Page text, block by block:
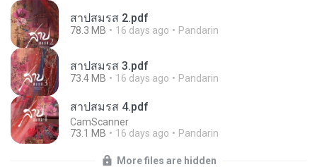
สาปสมรส 2.pdf
78.3 MB 16 days ago Pandarin
สาปสมรส 3.pdf
73.4 MB 16 days ago Pandarin
สาปสมรส 4.pdf
CamScanner
73.1 MB
16 days ago Pandarin
More files are hidden